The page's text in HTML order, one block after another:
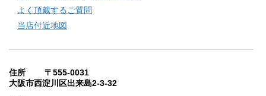
よく頂戴するご質問
当店付近地図
住所 〒555-0031
大阪市西淀川区出来島2-3-32